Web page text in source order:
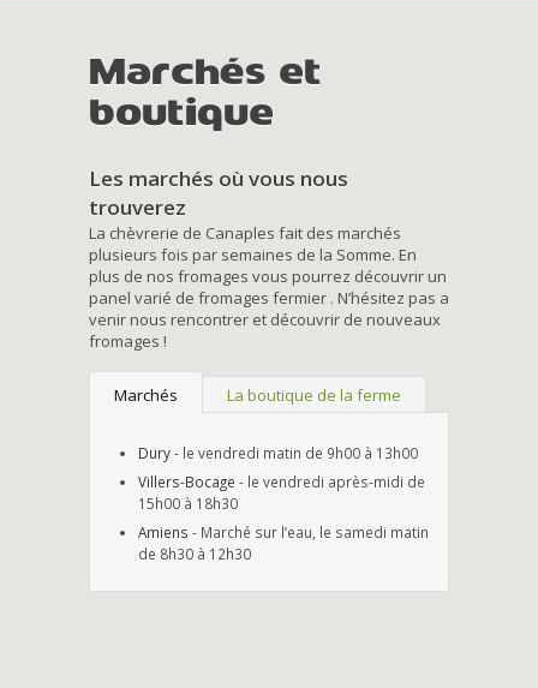
Marchés et
boutique
Les marchés où vous nous
trouverez
La chèvrerie de Canaples fait des marchés
plusieurs fois par semaines de la Somme. En
plus de nos fromages vous pourrez découvrir un
panel varié de fromages fermier . N’hésitez pas a
venir nous rencontrer et découvrir de nouveaux
fromages !
Marchés La boutique de la ferme
Dury- le vendredi matin de 9h00 à 13h00
Villers-Bocage - le vendredi après-midi de
15h00 à 18h30
Amiens - Marché sur l’eau, le samedi matin
de 8h30 à 12h30